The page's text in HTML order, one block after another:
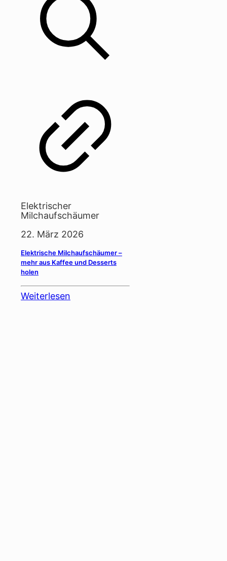
Elektrischer
Milchaufschäumer
22. März 2026
Elektrische Milchaufschäumer –
mehr aus Kaffee und Desserts
holen
Weiterlesen